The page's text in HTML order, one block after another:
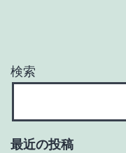
検索
最近の投稿